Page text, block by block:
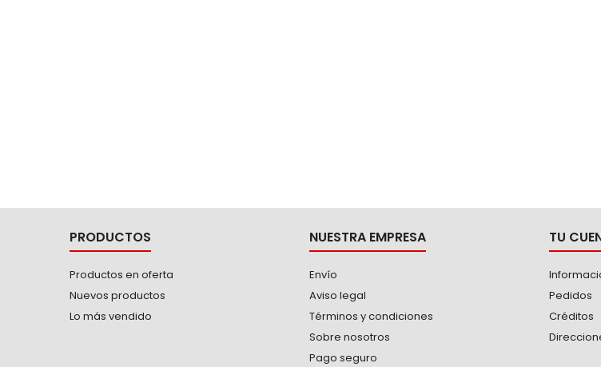
PRODUCTOS
Productos en oferta
Nuevos productos
Lo más vendido
NUESTRA EMPRESA
Envío
Aviso legal
Términos y condiciones
Sobre nosotros
Pago seguro
TU
Pedidos
Créditos